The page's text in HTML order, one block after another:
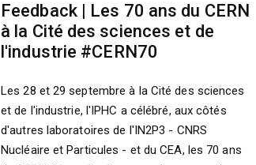
Feedback | Les 70 ans du CERN
à la Cité des sciences et de
l'industrie #CERN70
Les 28 et 29 septembre à la Cité des sciences
et de l'industrie, l'IPHC a célébré, aux côtés
d'autres laboratoires de l'IN2P3 - CNRS
Nucléaire et Particules - et du CEA, les 70 ans